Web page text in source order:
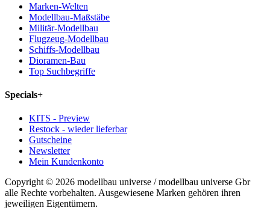
Marken-Welten
Modellbau-Maßstäbe
Militär-Modellbau
Flugzeug-Modellbau
Schiffs-Modellbau
Dioramen-Bau
Top Suchbegriffe
Specials+
KITS - Preview
Restock - wieder lieferbar
Gutscheine
Newsletter
Mein Kundenkonto
Copyright © 2026 modellbau universe / modellbau universe Gbr
alle Rechte vorbehalten. Ausgewiesene Marken gehören ihren
jeweiligen Eigentümern.